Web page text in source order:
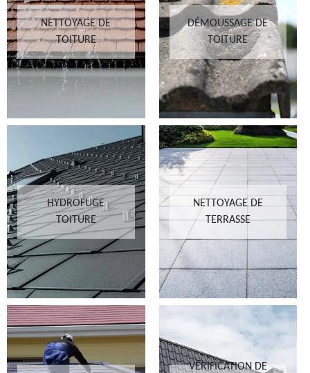
NETTOYAGE DE
TOITURE
DÉMOUSSAGE DE
TOITURE
HYDROFUGE
TOITURE
NETTOYAGE DE
TERRASSE
VÉRIFICATION DE